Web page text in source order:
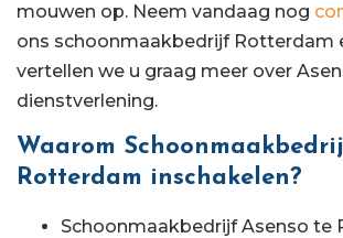
mouwen op. Neem vandaag nog
ons schoonmaakbedrijf Rotterdam
vertellen we u graag meer over
dienstverlening.
Waarom
Rotterdam inschakelen?
Schoonmaakbedrijf Asenso te